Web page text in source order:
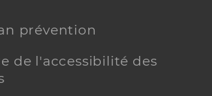
prévention
de l'accessibilité des